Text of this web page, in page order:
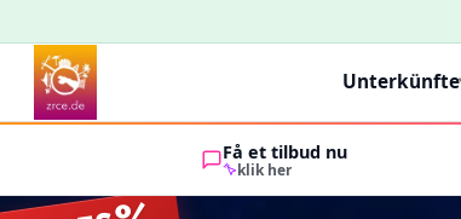
Unterkünfte
Få et tilbud nu
klik her